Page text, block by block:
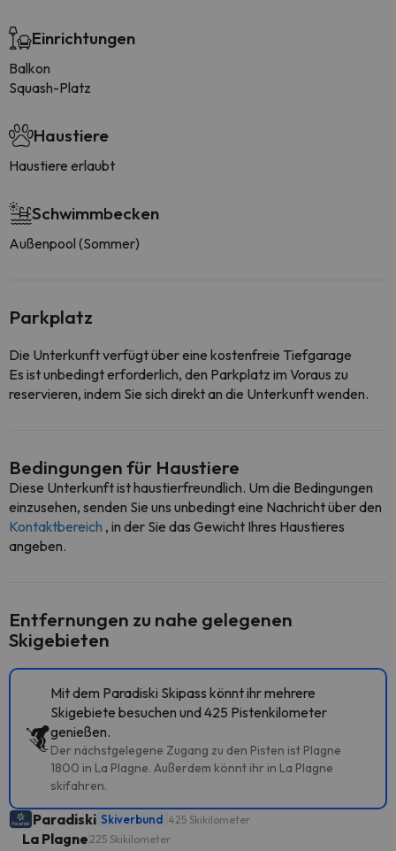
Einrichtungen
Balkon
Squash-Platz
Haustiere
Haustiere erlaubt
Schwimmbecken
Außenpool (Sommer)
Parkplatz
Die Unterkunft verfügt über eine kostenfreie Tiefgarage
Es ist unbedingt erforderlich, den Parkplatz im Voraus zu
reservieren, indem Sie sich direkt an die Unterkunft wenden.
Bedingungen für Haustiere
Diese Unterkunft ist haustierfreundlich. Um die Bedingungen
einzusehen, senden Sie uns unbedingt eine Nachricht über den
Kontaktbereich , in der Sie das Gewicht Ihres Haustieres
angeben.
Entfernungen zu nahe gelegenen
Skigebieten
Mit dem Paradiski Skipass könnt ihr mehrere
Skigebiete besuchen und 425 Pistenkilometer
genießen.
Der nächstgelegene Zugang zu den Pisten ist Plagne
1800 in La Plagne. Außerdem könnt ihr in La Plagne
skifahren.
Paradiski Skiverbund 425 Skikilometer
La Plagne 225 Skikilometer